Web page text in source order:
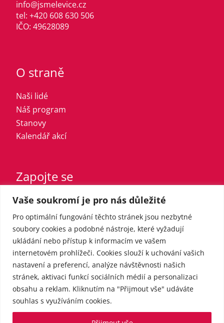
Vaše soukromí je pro nás důležité
Pro optimální fungování těchto stránek jsou nezbytné
soubory cookies a podobné nástroje, které vyžadují
ukládání nebo přístup k informacím ve vašem
internetovém prohlížeči. Cookies slouží k uchování vašich
nastavení a preferencí, analýze návštěvnosti našich
stránek, aktivaci funkcí sociálních médií a personalizaci
obsahu a reklam. Kliknutím na "Přijmout vše" udáváte
souhlas s využíváním cookies.
info@jsmelevice.cz
tel: +420 608 630 506
IČO: 49628089
O straně
Naši lidé
Náš program
Stanovy
Kalendář akcí
Zapojte se
Vstupte do strany
Registrovaný sympatizant
Přispějte finančně
Pro média
Kontakt
Tiskové zprávy